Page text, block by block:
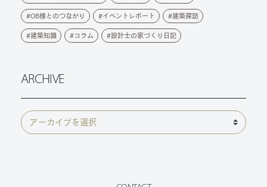
OB様とのつながり イベントレポート 建築探訪
建築知識 コラム 設計士の家づくり日記
ARCHIVE